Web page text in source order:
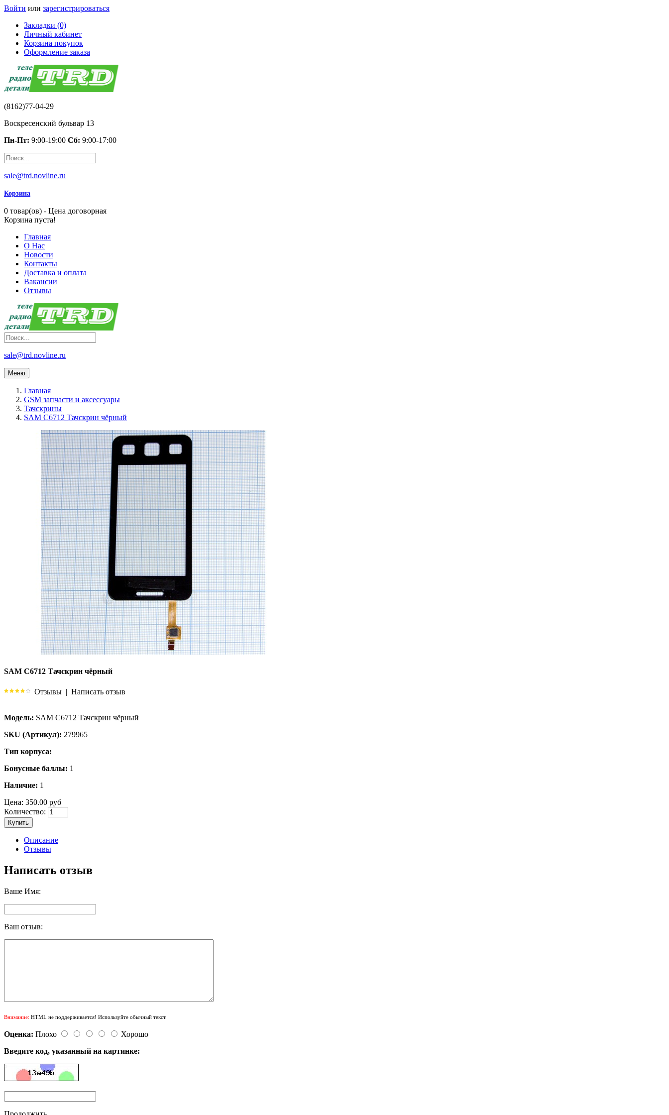
Войти или зарегистрироваться
Закладки (0)
Личный кабинет
Корзина покупок
Оформление заказа
(8162)77-04-29
Воскресенский бульвар 13
Пн-Пт: 9:00-19:00 Сб: 9:00-17:00
sale@trd.novline.ru
Корзина
0 товар(ов) - Цена договорная
Корзина пуста!
Главная
О Нас
Новости
Контакты
Доставка и оплата
Вакансии
Отзывы
sale@trd.novline.ru
Меню
Главная
GSM запчасти и аксессуары
Тачскрины
SAM C6712 Тачскрин чёрный
SAM C6712 Тачскрин чёрный
Отзывы | Написать отзыв
Модель: SAM C6712 Тачскрин чёрный
SKU (Артикул): 279965
Тип корпуса:
Бонусные баллы: 1
Наличие: 1
Цена: 350.00 руб
Количество:
Купить
Описание
Отзывы
Написать отзыв
Ваше Имя:
Ваш отзыв:
Внимание: HTML не поддерживается! Используйте обычный текст.
Оценка: Плохо
Хорошо
Введите код, указанный на картинке: